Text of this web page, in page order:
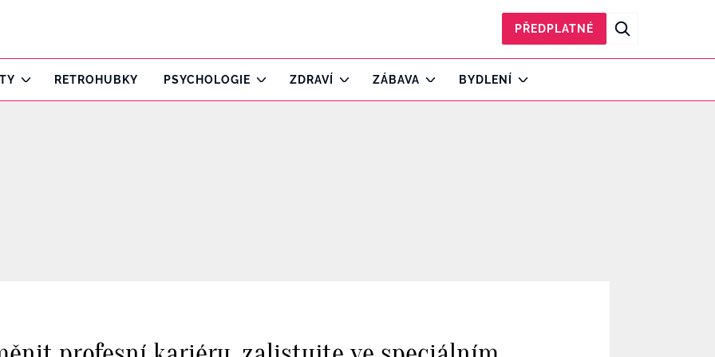
PŘEDPLATNÉ
RETROHUBKY PSYCHOLOGIE ZDRAVÍ ZÁBAVA BYDLENÍ